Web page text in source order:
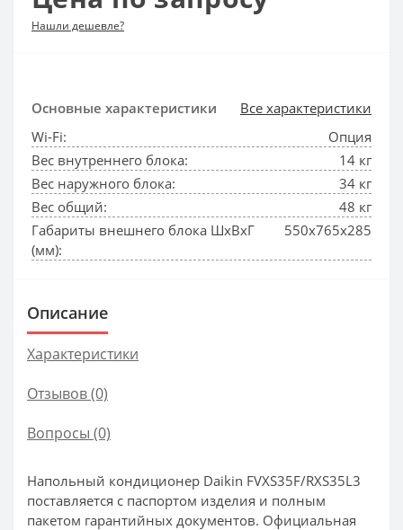
Нашли дешевле?
Основные характеристики
Все характеристики
Wi-Fi:
Опция
Вес внутреннего блока:
14 кг
Вес наружного блока:
34 кг
Вес общий:
48 кг
Габариты внешнего блока ШхВхГ
(мм):
550x765x285
Описание
Характеристики
Отзывов (0)
Вопросы (0)
Напольный кондиционер Daikin FVXS35F/RXS35L3
поставляется с паспортом изделия и полным
пакетом гарантийных документов. Официальная